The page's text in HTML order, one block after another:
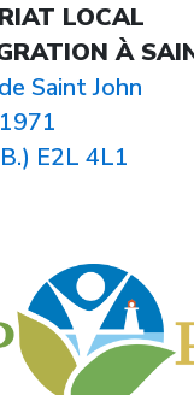
LOCAL
À
Saint John
E2L 4L1